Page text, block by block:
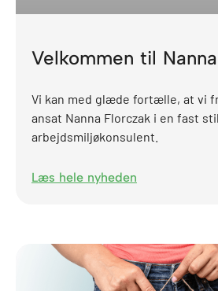
Velkommen til Nanna
Vi kan med glæde fortælle, at vi
ansat Nanna Florczak i en fast
arbejdsmiljøkonsulent.
Læs hele nyheden